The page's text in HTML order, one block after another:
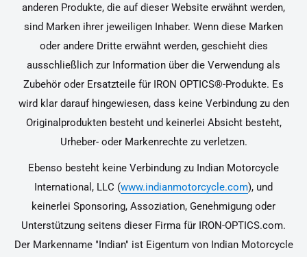
anderen Produkte, die auf dieser Website erwähnt werden,
sind Marken ihrer jeweiligen Inhaber. Wenn diese Marken
oder andere Dritte erwähnt werden, geschieht dies
ausschließlich zur Information über die Verwendung als
Zubehör oder Ersatzteile für IRON OPTICS®-Produkte. Es
wird klar darauf hingewiesen, dass keine Verbindung zu den
Originalprodukten besteht und keinerlei Absicht besteht,
Urheber- oder Markenrechte zu verletzen.
Ebenso besteht keine Verbindung zu Indian Motorcycle
International, LLC (www.indianmotorcycle.com), und
keinerlei Sponsoring, Assoziation, Genehmigung oder
Unterstützung seitens dieser Firma für IRON-OPTICS.com.
Der Markenname "Indian" ist Eigentum von Indian Motorcycle